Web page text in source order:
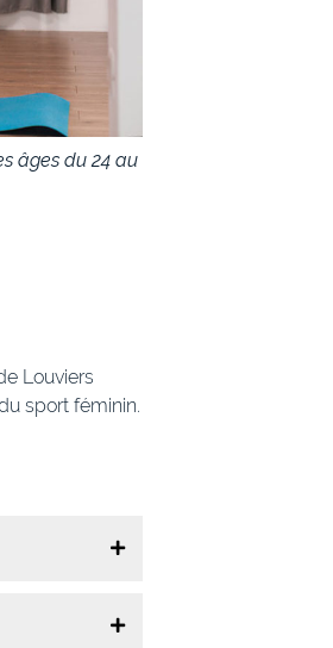
âges du 24 au
Louviers
sport féminin.